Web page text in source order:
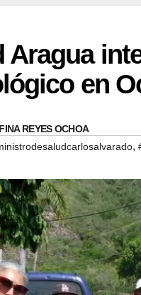
Aragua
en
REYES OCHOA
,